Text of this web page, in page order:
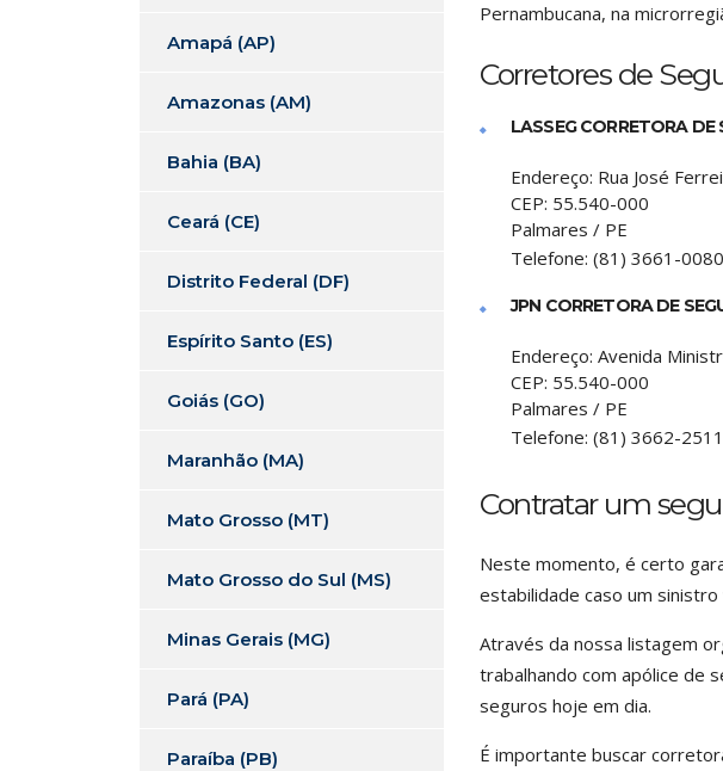
Pernambucana, na
Corretores de
LASSEG CORRETORA DE
Endereço: Rua José
CEP: 55.540-000
Palmares / PE
Telefone: (81) 3661-0080
JPN CORRETORA DE
Endereço: Avenida
CEP: 55.540-000
Palmares / PE
Telefone: (81) 3662-
Contratar um
Neste momento, é certo
estabilidade caso um sinistro
Através da nossa listagem
trabalhando com apólice de
seguros hoje em dia.
É importante buscar
Amapá (AP)
Amazonas (AM)
Bahia (BA)
Ceará (CE)
Distrito Federal (DF)
Espírito Santo (ES)
Goiás (GO)
Maranhão (MA)
Mato Grosso (MT)
Mato Grosso do Sul (MS)
Minas Gerais (MG)
Pará (PA)
Paraíba (PB)